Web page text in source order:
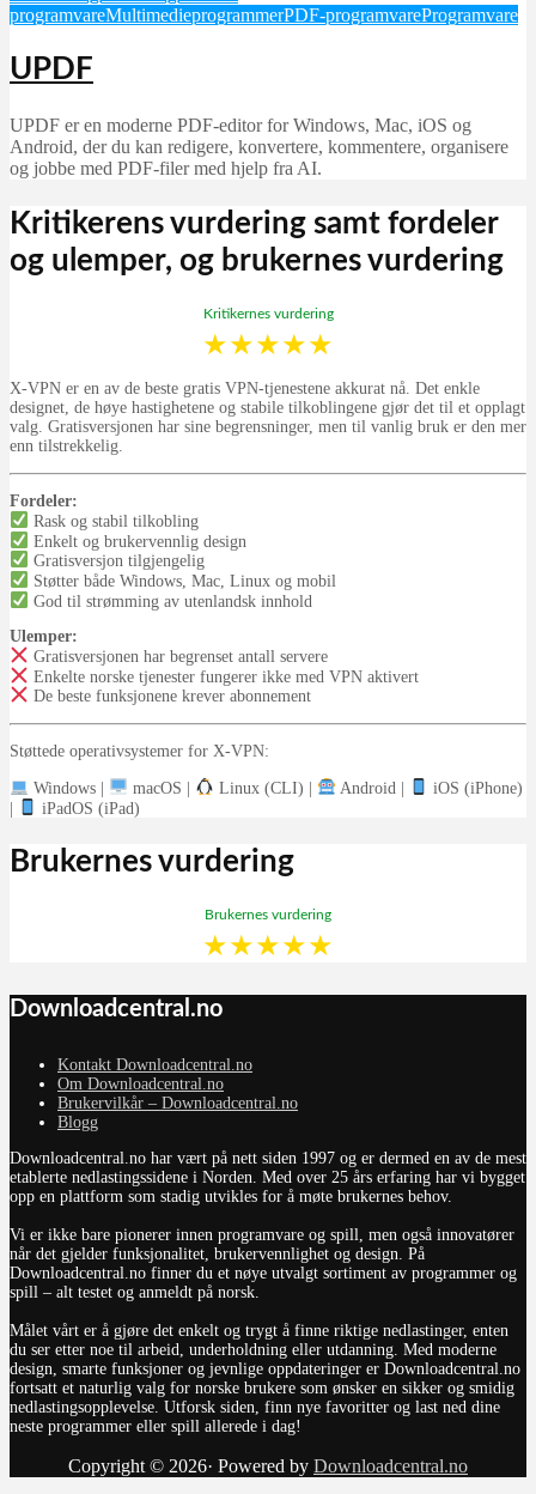
programvareMultimedieprogrammerPDF-programvareProgramvare
UPDF
UPDF er en moderne PDF-editor for Windows, Mac, iOS og
Android, der du kan redigere, konvertere, kommentere, organisere
og jobbe med PDF-filer med hjelp fra AI.
Kritikerens vurdering samt fordeler
og ulemper, og brukernes vurdering
Kritikernes vurdering
★★★★★
X-VPN er en av de beste gratis VPN-tjenestene akkurat nå. Det enkle
designet, de høye hastighetene og stabile tilkoblingene gjør det til et opplagt
valg. Gratisversjonen har sine begrensninger, men til vanlig bruk er den mer
enn tilstrekkelig.
Fordeler:
Rask og stabil tilkobling
Enkelt og brukervennlig design
Gratisversjon tilgjengelig
Støtter både Windows, Mac, Linux og mobil
God til strømming av utenlandsk innhold
Ulemper:
Gratisversjonen har begrenset antall servere
Enkelte norske tjenester fungerer ikke med VPN aktivert
De beste funksjonene krever abonnement
Støttede operativsystemer for X-VPN:
Windows | macOS | Linux (CLI) | Android |
iOS (iPhone)
|
iPadOS (iPad)
Brukernes vurdering
Brukernes vurdering
★★★★★
Downloadcentral.no
Kontakt Downloadcentral.no
Om Downloadcentral.no
Brukervilkår – Downloadcentral.no
Blogg
Downloadcentral.no har vært på nett siden 1997 og er dermed en av de mest
etablerte nedlastingssidene i Norden. Med over 25 års erfaring har vi bygget
opp en plattform som stadig utvikles for å møte brukernes behov.
Vi er ikke bare pionerer innen programvare og spill, men også innovatører
når det gjelder funksjonalitet, brukervennlighet og design. På
Downloadcentral.no finner du et nøye utvalgt sortiment av programmer og
spill – alt testet og anmeldt på norsk.
Målet vårt er å gjøre det enkelt og trygt å finne riktige nedlastinger, enten
du ser etter noe til arbeid, underholdning eller utdanning. Med moderne
design, smarte funksjoner og jevnlige oppdateringer er Downloadcentral.no
fortsatt et naturlig valg for norske brukere som ønsker en sikker og smidig
nedlastingsopplevelse. Utforsk siden, finn nye favoritter og last ned dine
neste programmer eller spill allerede i dag!
Copyright © 2026· Powered by Downloadcentral.no